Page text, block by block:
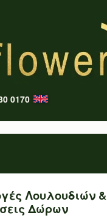
0170
Λουλουδιών &
Δώρων